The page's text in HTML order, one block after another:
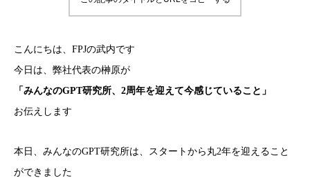
こんにちは、FPJの武内です
今日は、弊社代表の榊原が
「みんなのGPT研究所、2周年を迎えて今感じていること」
お伝えします
本日、みんなのGPT研究所は、スタートから丸2年を迎えること
ができました